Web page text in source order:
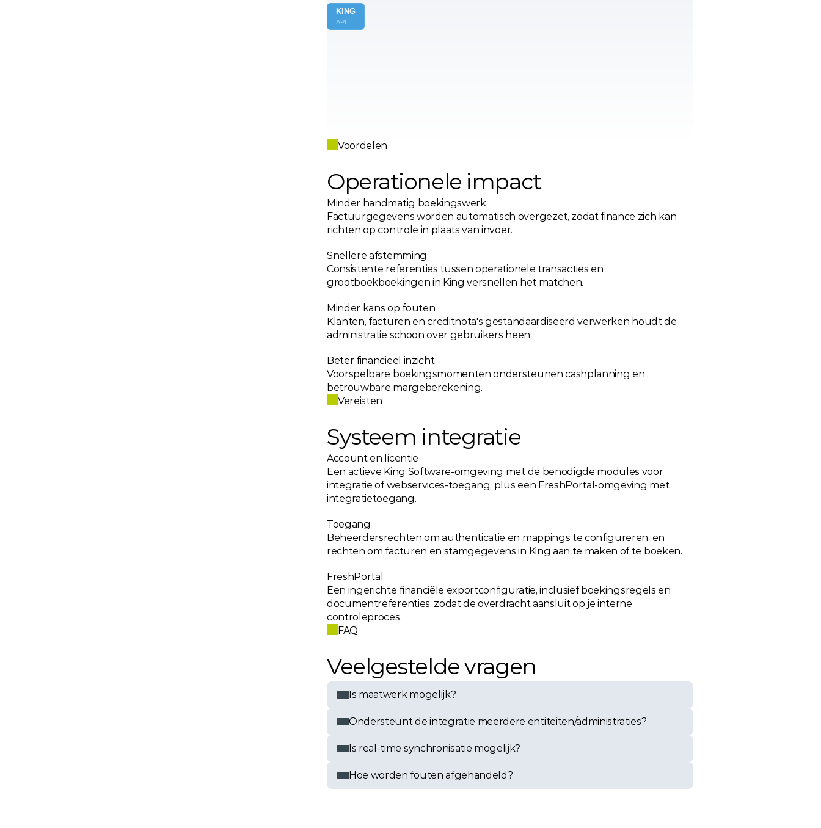
KING
API
Voordelen
Operationele impact
Minder handmatig boekingswerk
Factuurgegevens worden automatisch overgezet, zodat finance zich kan
richten op controle in plaats van invoer.
Snellere afstemming
Consistente referenties tussen operationele transacties en
grootboekboekingen in King versnellen het matchen.
Minder kans op fouten
Klanten, facturen en creditnota's gestandaardiseerd verwerken houdt de
administratie schoon over gebruikers heen.
Beter financieel inzicht
Voorspelbare boekingsmomenten ondersteunen cashplanning en
betrouwbare margeberekening.
Vereisten
Systeem integratie
Account en licentie
Een actieve King Software-omgeving met de benodigde modules voor
integratie of webservices-toegang, plus een FreshPortal-omgeving met
integratietoegang.
Toegang
Beheerdersrechten om authenticatie en mappings te configureren, en
rechten om facturen en stamgegevens in King aan te maken of te boeken.
FreshPortal
Een ingerichte financiële exportconfiguratie, inclusief boekingsregels en
documentreferenties, zodat de overdracht aansluit op je interne
controleproces.
FAQ
Veelgestelde vragen
Is maatwerk mogelijk?
Ondersteunt de integratie meerdere entiteiten/administraties?
Is real-time synchronisatie mogelijk?
Hoe worden fouten afgehandeld?